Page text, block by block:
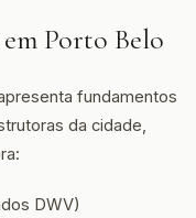
Porto Belo
fundamentos
da cidade,
DWV)